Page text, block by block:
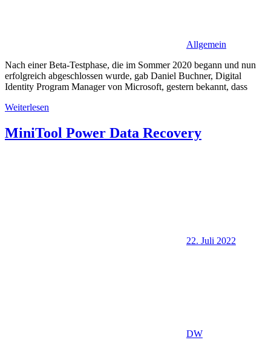
Allgemein
Nach einer Beta-Testphase, die im Sommer 2020 begann und nun
erfolgreich abgeschlossen wurde, gab Daniel Buchner, Digital
Identity Program Manager von Microsoft, gestern bekannt, dass
Weiterlesen
MiniTool Power Data Recovery
22. Juli 2022
DW